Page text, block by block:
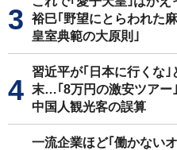
裕巳｢野望にとらわれた
皇室典範の大原則｣
習近平が｢日本に行くな｣
末…｢8万円の激安ツアー
中国人観光客の誤算
一流企業ほど｢働かない